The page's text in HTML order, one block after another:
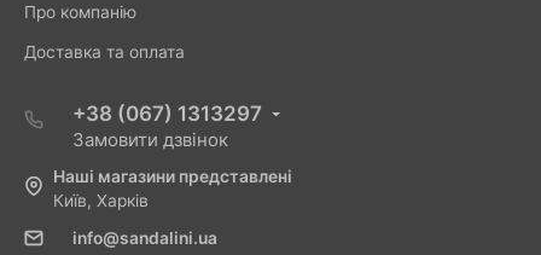
Про компанію
Доставка та оплата
+38 (067) 1313297
Замовити дзвінок
Наші магазини представлені
Київ, Харків
info@sandalini.ua